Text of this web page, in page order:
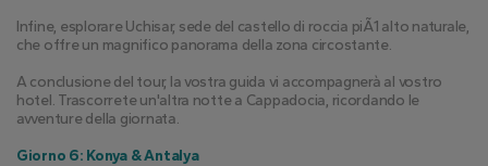
Infine, esplorare Uchisar, sede del castello di roccia piÃ1 alto naturale,
che offre un magnifico panorama della zona circostante.
A conclusione del tour, la vostra guida vi accompagnerà al vostro
hotel. Trascorrete un'altra notte a Cappadocia, ricordando le
avventure della giornata.
Giorno 6: Konya & Antalya